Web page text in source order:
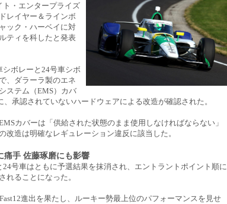
ト・エンタープライズ
レイヤー＆ラインボ
ック・ハーベイに対
ティを科したと発表
ボレーと24号車シボ
、ダラーラ製のエネ
ステム（EMS）カバ
承認されていないハードウェアによる改造が確認された。
カバーは「供給された状態のまま使用しなければならない」
改造は明確なレギュレーション違反に該当した。
痛手 佐藤琢磨にも影響
号車はともに予選結果を抹消され、エントラントポイント順に
れることになった。
進出を果たし、ルーキー勢最上位のパフォーマンスを見せ